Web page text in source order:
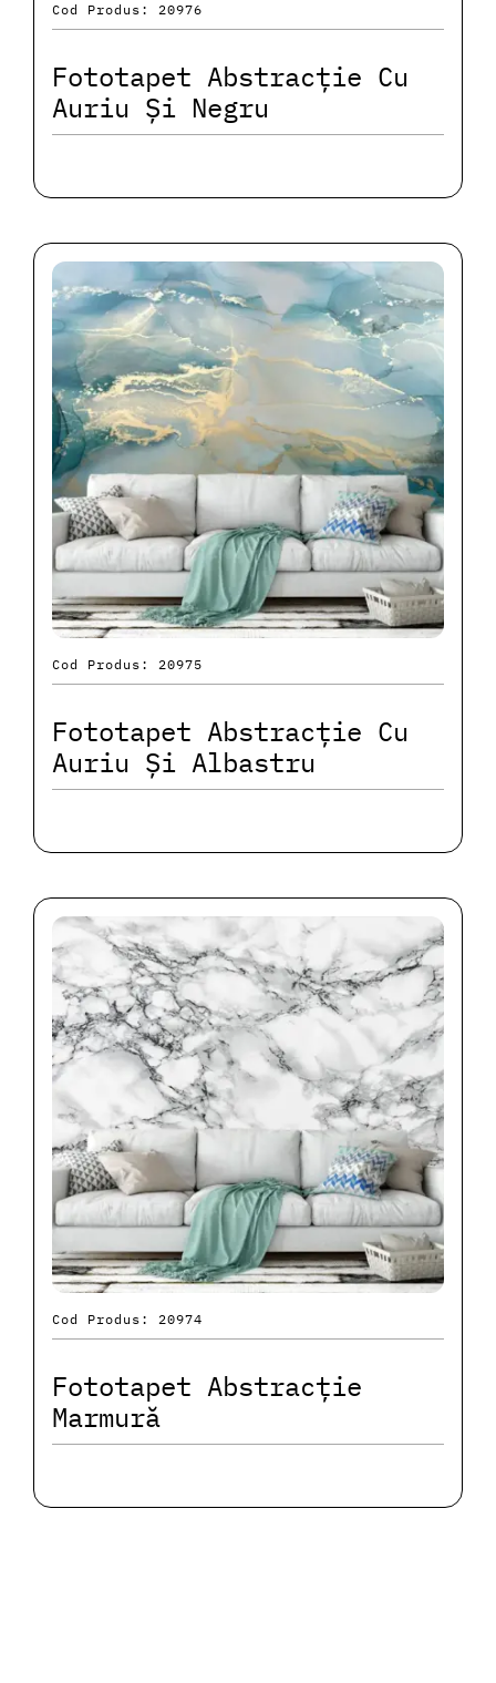
Cod Produs: 20976
Fototapet Abstracție Cu
Auriu Și Negru
Cod Produs: 20975
Fototapet Abstracție Cu
Auriu Și Albastru
Cod Produs: 20974
Fototapet Abstracție
Marmură